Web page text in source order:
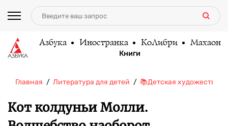
Азбука Иностранка КоЛибри Махаон
Книги
Главная Литература для детей 📚Детская
Кот колдуньи Молли.